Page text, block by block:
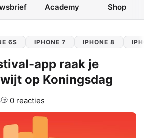
Academy Shop
6S IPHONE 7 IPHONE 8
app raak je
op Koningsdag
0 reacties